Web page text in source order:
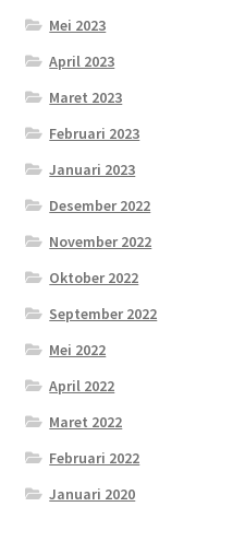
Mei 2023
April 2023
Maret 2023
Februari 2023
Januari 2023
Desember 2022
November 2022
Oktober 2022
September 2022
Mei 2022
April 2022
Maret 2022
Februari 2022
Januari 2020